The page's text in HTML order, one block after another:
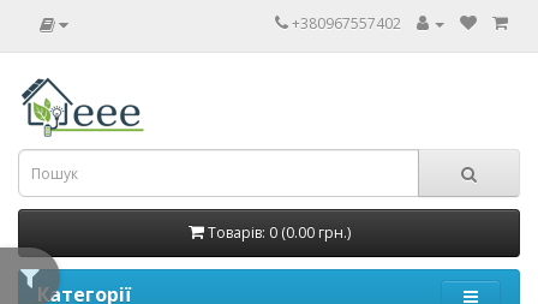
+380967557402
Товарів: 0 (0.00 грн.)
Категорії